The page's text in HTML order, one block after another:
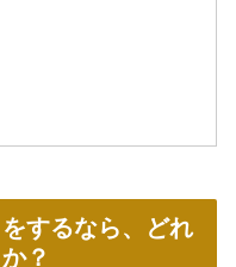
するなら、どれ
？